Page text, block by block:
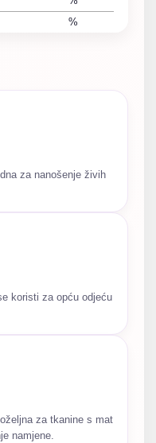
%
za nanošenje živih
koristi za opću odjeću
za tkanine s mat
namjene.